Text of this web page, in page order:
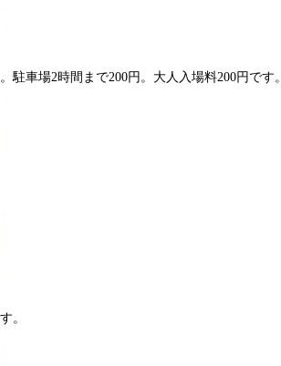
車場2時間まで200円。大人入場料200円です。
。